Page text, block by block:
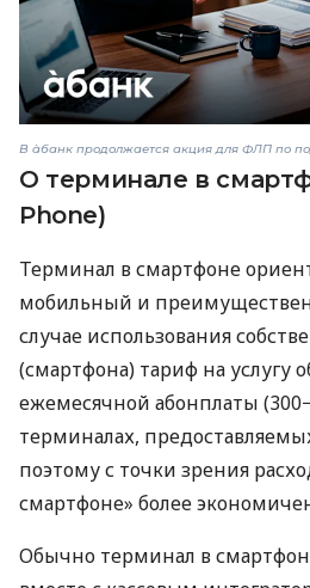
В àбанк продолжается акция для ФЛП по
О терминале в
Phone)
Терминал в смартфоне
мобильный и
случае использования
(смартфона) тариф на услугу
ежемесячной абонплаты
терминалах,
поэтому с точки зрения
смартфоне» более
Обычно терминал в